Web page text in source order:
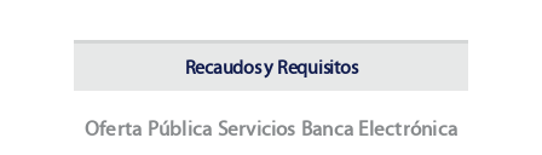
Recaudos y Requisitos
Oferta Pública Servicios Banca Electrónica